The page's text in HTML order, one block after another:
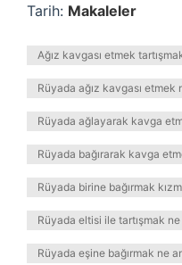
Tarih: Makaleler
Ağız kavgası etmek
Rüyada ağız kavgası etmek
Rüyada ağlayarak kavga
Rüyada bağırarak kavga
Rüyada birine bağırmak
Rüyada eltisi ile tartışmak
Rüyada eşine bağırmak ne